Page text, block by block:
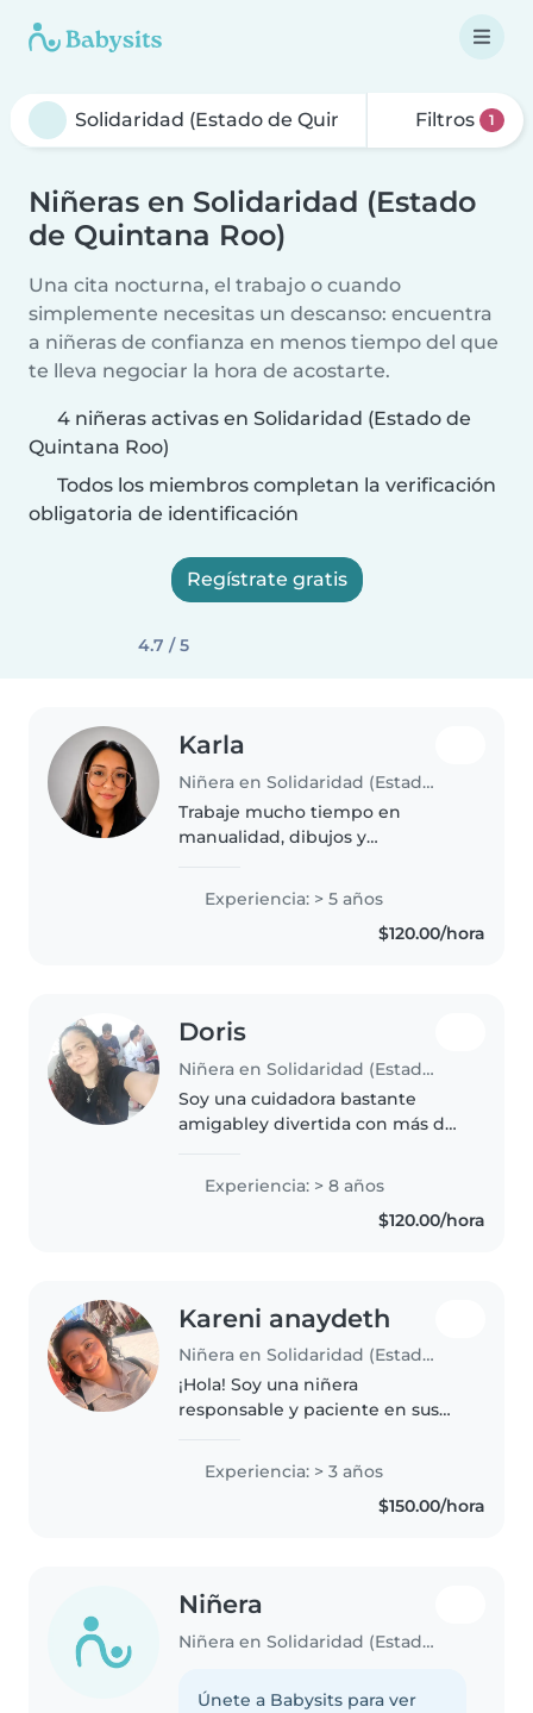
Filtros 1
Niñeras en Solidaridad (Estado
de Quintana Roo)
Una cita nocturna, el trabajo o cuando
simplemente necesitas un descanso: encuentra
a niñeras de confianza en menos tiempo del que
te lleva negociar la hora de acostarte.
4 niñeras activas en Solidaridad (Estado de
Quintana Roo)
Todos los miembros completan la verificación
obligatoria de identificación
Regístrate gratis
4.7 / 5
Karla
Niñera en Solidaridad (Estado de Quintana Roo)
Trabaje mucho tiempo en
manualidad, dibujos y
pequeños cuento con pasiencia
y tengo conocimiento en
cuidado de Niños pequeños
Experiencia: > 5 años
$120.00/hora
Doris
Niñera en Solidaridad (Estado de Quintana Roo)
Soy una cuidadora bastante
amigabley divertida con más de
pequeños. Me encanta dibujar,
Experiencia: > 8 años
$120.00/hora
Kareni anaydeth
Niñera en Solidaridad (Estado de Quintana Roo)
¡Hola! Soy una niñera
responsable y paciente en sus
cuidando bebés y niños
pequeños. Tengo una
Licenciatura en Enfermería y me
Experiencia: > 3 años
$150.00/hora
Niñera
Niñera en Solidaridad (Estado de Quintana Roo)
Únete a Babysits para ver